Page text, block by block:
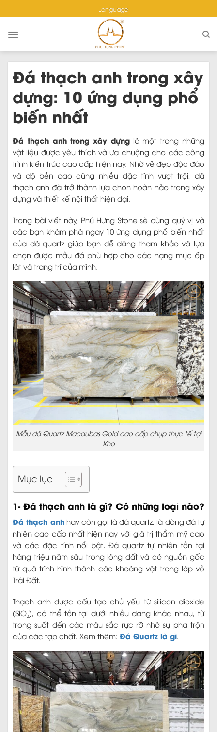
to
content
Đá thạch anh trong xây
dựng: 10 ứng dụng phổ
biến nhất
Đá thạch anh trong xây dựnglà một trong những
vật liệu được yêu thích và ưa chuộng cho các công
trình kiến trúc cao cấp hiện nay. Nhờ vẻ đẹp độc đáo
và độ bền cao cùng nhiều đặc tính vượt trội, đá
thạch anh đã trở thành lựa chọn hoàn hảo trong xây
dựng và thiết kế nội thất hiện đại.
Trong bài viết này, Phú Hưng Stone sẽ cùng quý vị và
các bạn khám phá ngay 10 ứng dụng phổ biến nhất
của đá quartz giúp bạn dễ dàng tham khảo và lựa
chọn được mẫu đá phù hợp cho các hạng mục ốp
lát và trang trí của mình.
Mẫu đá Quartz Macaubas Gold cao cấp chụp thực tế tại
Kho
Mục lục
1- Đá thạch anh là gì? Có những loại nào?
Đá thạch anhhay còn gọi là đá quartz, là dòng đá tự
nhiên cao cấp nhất hiện nay với giá trị thẩm mỹ cao
và các đặc tính nổi bật. Đá quartz tự nhiên tồn tại
hàng triệu năm sâu trong lòng đất và có nguồn gốc
từ quá trình hình thành các khoáng vật trong lớp vỏ
Trái Đất.
Thạch anh được cấu tạo chủ yếu từ silicon dioxide
(SiO₂), có thể tồn tại dưới nhiều dạng khác nhau, từ
trong suốt đến các màu sắc rực rỡ nhờ sự pha trộn
của các tạp chất. Xem thêm: Đá Quartz là gì
Language